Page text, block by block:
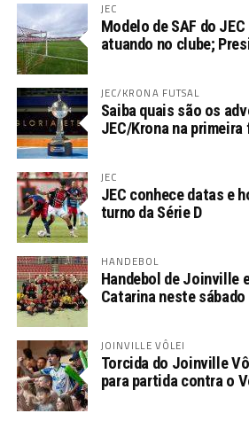
JEC
Modelo de SAF do
atuando no clube;
JEC/KRONA FUTSAL
Saiba quais são os
JEC/Krona na
JEC
JEC conhece datas e
turno da Série D
HANDEBOL
Handebol de Joinville
Catarina neste sábado
JOINVILLE VÔLEI
Torcida do Joinville
para partida contra o